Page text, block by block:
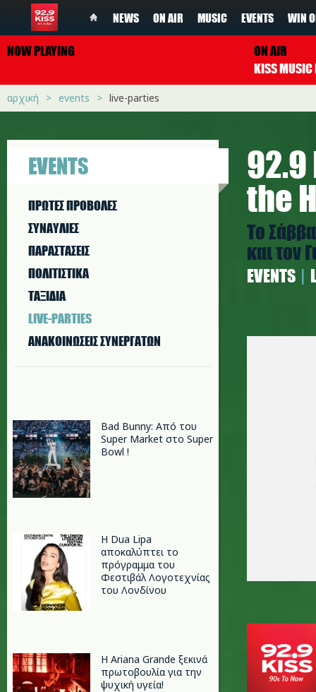
NEWS ON AIR MUSIC EVENTS WIN
NOW PLAYING ON AIR
αρχική events live-parties
EVENTS
ΠΡΩΤΕΣ ΠΡΟΒΟΛΕΣ
ΣΥΝΑΥΛΙΕΣ
ΠΑΡΑΣΤAΣΕΙΣ
ΠΟΛΙΤΙΣΤΙΚA
ΤΑΞΙΔΙΑ
LIVE-PARTIES
ΑΝΑΚΟΙΝΩΣΕΙΣ ΣΥΝΕΡΓΑΤΩΝ
Bad Bunny: Από του
Super Market στο Super
Bowl !
Η Dua Lipa
αποκαλύπτει το
πρόγραμμα του
Φεστιβάλ Λογοτεχνίας
του Λονδίνου
Η Ariana Grande ξεκινά
πρωτοβουλία για την
ψυχική υγεία!
92.9
the
Το
και τον
EVENTS